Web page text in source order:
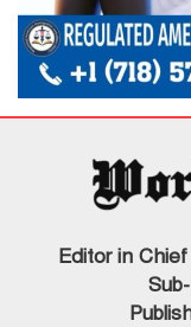
Editor in Chief